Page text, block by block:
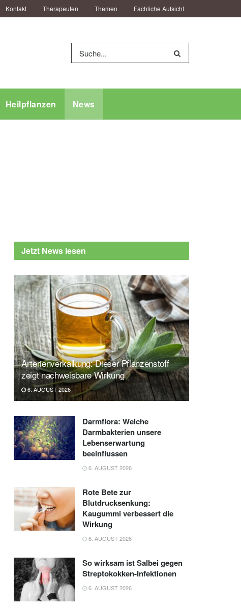
Kontakt Therapeuten Themen Fachliche Aufsicht
Heilpflanzen News
Jetzt News lesen
Arterienverkalkung: Dieser Pflanzenstoff
zeigt nachweisbare Wirkung
6. AUGUST 2026
Darmflora: Welche
Darmbakterien unsere
Lebenserwartung
beeinflussen
6. AUGUST 2026
Rote Bete zur
Blutdrucksenkung:
Kaugummi verbessert die
Wirkung
6. AUGUST 2026
So wirksam ist Salbei gegen
Streptokokken-Infektionen
6. AUGUST 2026